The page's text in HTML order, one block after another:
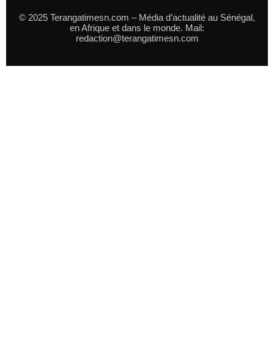
© 2025 Terangatimesn.com – Média d’actualité au Sénégal,
en Afrique et dans le monde. Mail:
redaction@terangatimesn.com